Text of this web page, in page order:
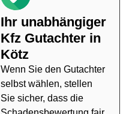
Ihr unabhängiger
Kfz Gutachter in
Kötz
Wenn Sie den Gutachter
selbst wählen, stellen
Sie sicher, dass die